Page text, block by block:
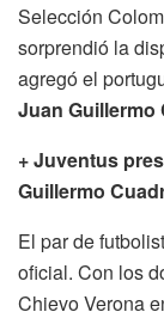
Selección
sorprendió la
agregó el
Juan Guillermo
+ Juventus
Guillermo
El par de
oficial. Con los
Chievo Verona